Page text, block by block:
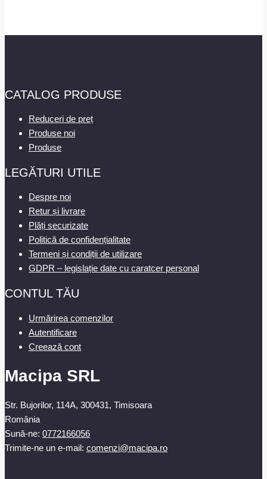
CATALOG PRODUSE
Reduceri de preț
Produse noi
Produse
LEGĂTURI UTILE
Despre noi
Retur și livrare
Plăți securizate
Politică de confidențialitate
Termeni și condiții de utilizare
GDPR – legislație date cu caratcer personal
CONTUL TĂU
Urmărirea comenzilor
Autentificare
Creează cont
Macipa SRL
Str. Bujorilor, 114A, 300431, Timisoara
România
Sună-ne: 0772166056
Trimite-ne un e-mail: comenzi@macipa.ro